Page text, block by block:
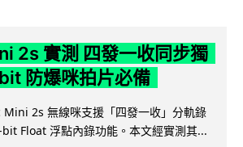
2s 實測 四發一收同步獨
防爆咪拍片必備
Mini 2s 無線咪支援「四發一收」分軌錄
Float 浮點內錄功能。本文經實測其...